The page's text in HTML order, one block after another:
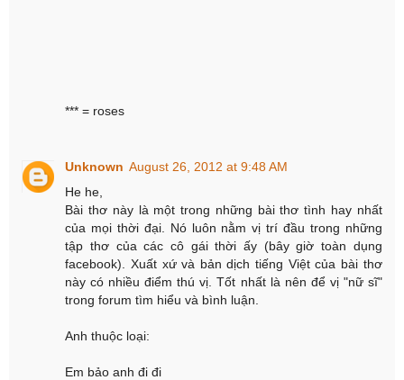
*** = roses
Unknown August 26, 2012 at 9:48 AM
He he,
Bài thơ này là một trong những bài thơ tình hay nhất
của mọi thời đại. Nó luôn nằm vị trí đầu trong những
tập thơ của các cô gái thời ấy (bây giờ toàn dụng
facebook). Xuất xứ và bản dịch tiếng Việt của bài thơ
này có nhiều điểm thú vị. Tốt nhất là nên để vị "nữ sĩ"
trong forum tìm hiểu và bình luận.
Anh thuộc loại:
Em bảo anh đi đi